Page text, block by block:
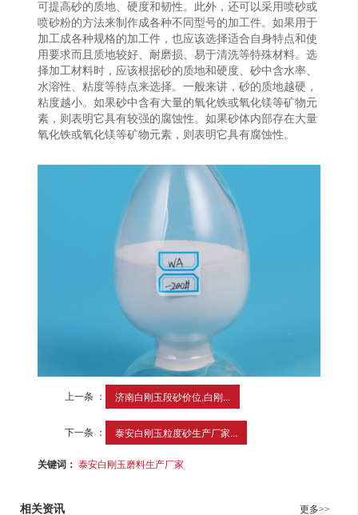
可提高砂的质地、硬度和韧性。此外，还可以采用喷砂或
喷砂粉的方法来制作成各种不同型号的加工件。如果用于
加工成各种规格的加工件，也应该选择适合自身特点和使
用要求而且质地较好、耐磨损、易于清洗等特殊材料。选
择加工材料时，应该根据砂的质地和硬度、砂中含水率、
水溶性、粘度等特点来选择。一般来讲，砂的质地越硬，
粘度越小。如果砂中含有大量的氧化铁或氧化镁等矿物元
素，则表明它具有较强的腐蚀性。如果砂体内部存在大量
氧化铁或氧化镁等矿物元素，则表明它具有腐蚀性。
上一条 ： 济南白刚玉段砂价位,白刚...
下一条 ： 泰安白刚玉粒度砂生产厂家...
关键词：泰安白刚玉磨料生产厂家
相关资讯 更多>>